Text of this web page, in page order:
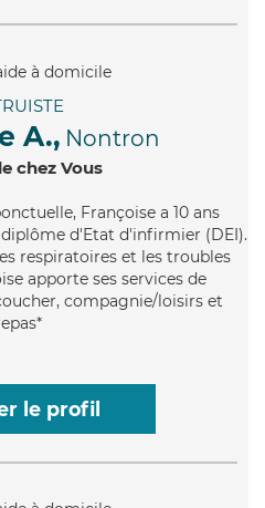
A., Nontron
chez Vous
Françoise a 10 ans
d'Etat d'infirmier (DEI).
respiratoires et les troubles
apporte ses services de
compagnie/loisirs et
le profil